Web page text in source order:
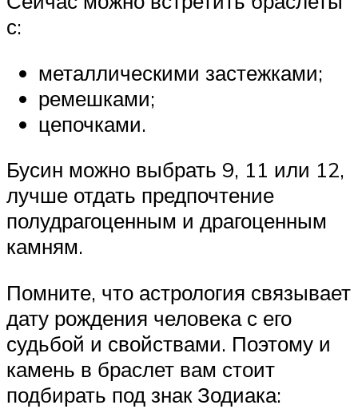
с:
металлическими застежками;
ремешками;
цепочками.
Бусин можно выбрать 9, 11 или 12,
лучше отдать предпочтение
полудрагоценным и драгоценным
камням.
Помните, что астрология связывает
дату рождения человека с его
судьбой и свойствами. Поэтому и
камень в браслет вам стоит
подбирать под знак Зодиака: